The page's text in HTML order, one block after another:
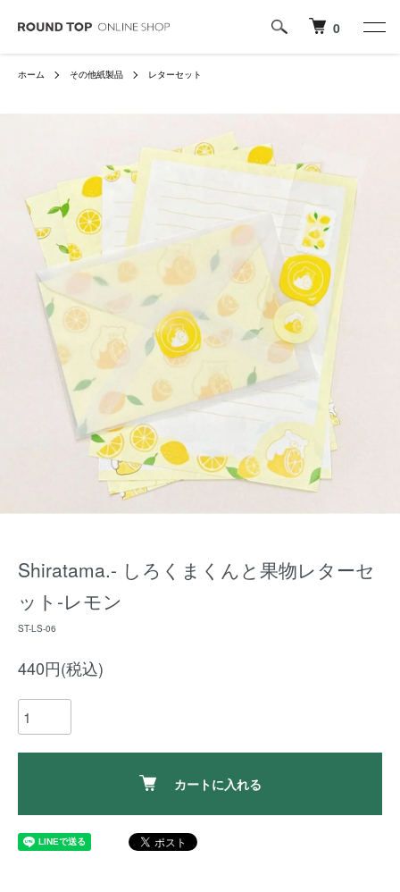
0
ホーム その他紙製品 レターセット
Shiratama.- しろくまくんと果物レターセ
ット-レモン
ST-LS-06
440円(税込)
カートに入れる